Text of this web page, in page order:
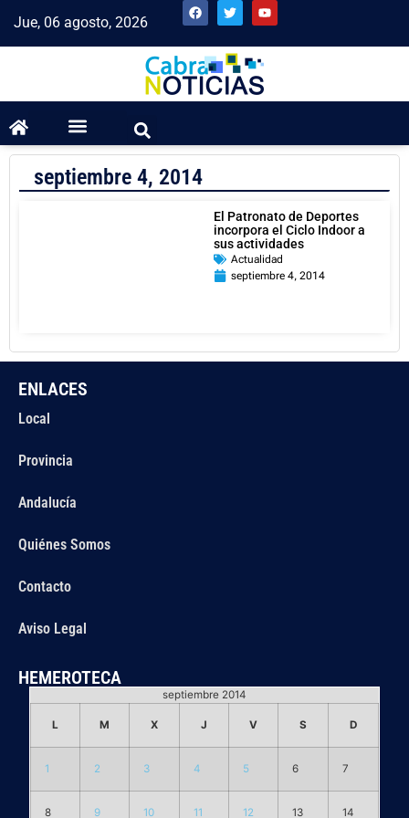
Jue, 06 agosto, 2026
septiembre 4, 2014
El Patronato de Deportes
incorpora el Ciclo Indoor a
sus actividades
Actualidad
septiembre 4, 2014
ENLACES
Local
Provincia
Andalucía
Quiénes Somos
Contacto
Aviso Legal
HEMEROTECA
septiembre 2014
L M X J V S D
1 2 3 4 5 6 7
8 9 10 11 12 13 14